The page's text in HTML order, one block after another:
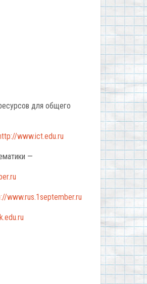
для общего
www.ict.edu.ru
—
www.rus.1september.ru